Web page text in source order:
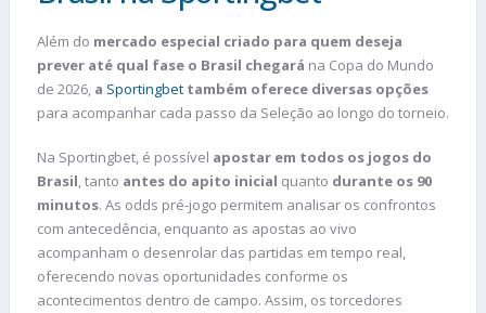
Além do mercado especial criado para quem deseja
prever até qual fase o Brasil chegará na Copa do Mundo
de 2026, a Sportingbet também oferece diversas opções
para acompanhar cada passo da Seleção ao longo do torneio.
Na Sportingbet, é possível apostar em todos os jogos do
Brasil, tanto antes do apito inicial quanto durante os 90
minutos. As odds pré-jogo permitem analisar os confrontos
com antecedência, enquanto as apostas ao vivo
acompanham o desenrolar das partidas em tempo real,
oferecendo novas oportunidades conforme os
acontecimentos dentro de campo. Assim, os torcedores